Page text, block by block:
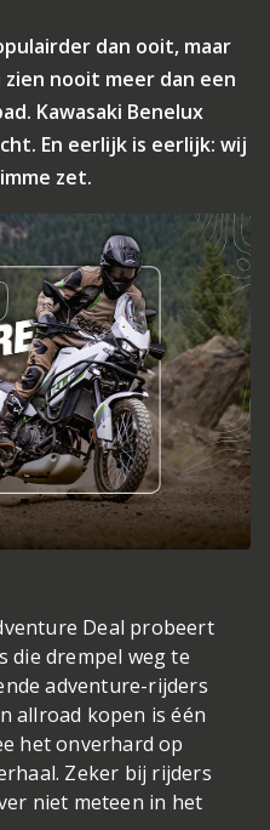
dan ooit, maar
nooit meer dan een
Kawasaki Benelux
En eerlijk is eerlijk: wij
zet.
Deal probeert
die drempel weg te
adventure-rijders
allroad kopen is één
het onverhard op
Zeker bij rijders
niet meteen in het